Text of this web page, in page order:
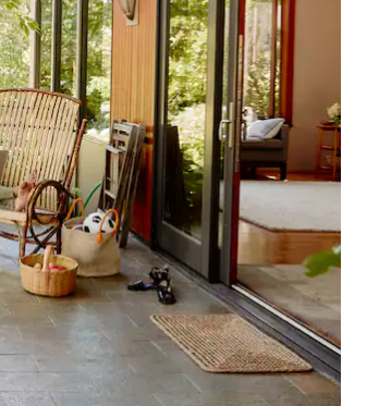
i prema dolje, kao i dodirom ili prelaskom